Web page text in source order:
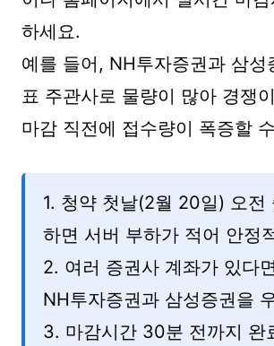
하세요.
예를 들어, NH투자증권과 삼성
표 주관사로 물량이 많아 경쟁
마감 직전에 접수량이 폭증할
1. 청약 첫날(2월 20일) 오전
하면 서버 부하가 적어 안정
2. 여러 증권사 계좌가 있다
NH투자증권과 삼성증권을
3. 마감시간 30분 전까지 완